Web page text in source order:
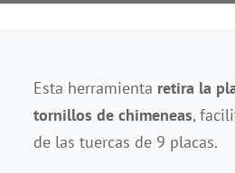
Tienda
Esta herramienta retira la
tornillos de chimeneas,
de las tuercas de 9 placas.